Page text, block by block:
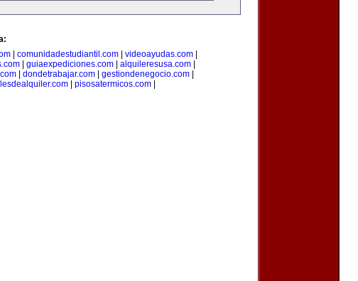
comunidadestudiantil.com videoayudas.com
| guiaexpediciones.com| alquileresusa.com|
dondetrabajar.com gestiondenegocio.com
pisosatermicos.com